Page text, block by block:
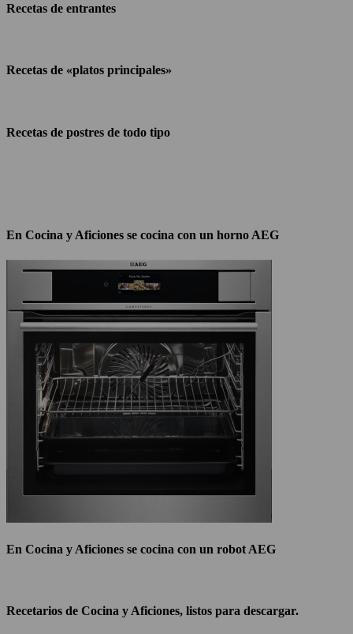
Recetas de entrantes
Recetas de «platos principales»
Recetas de postres de todo tipo
En Cocina y Aficiones se cocina con un horno AEG
En Cocina y Aficiones se cocina con un robot AEG
Recetarios de Cocina y Aficiones, listos para descargar.